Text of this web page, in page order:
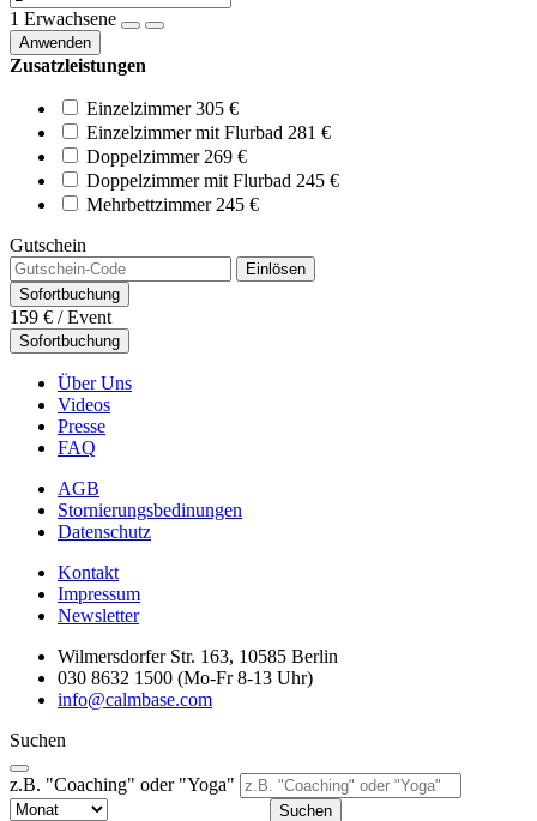
1 Erwachsene
Anwenden
Zusatzleistungen
Einzelzimmer305 €
Einzelzimmer mit Flurbad 281 €
Doppelzimmer 269 €
Doppelzimmer mit Flurbad 245 €
Mehrbettzimmer 245 €
Gutschein
Einlösen
Sofortbuchung
159 € / Event
Sofortbuchung
Über Uns
Videos
Presse
FAQ
AGB
Stornierungsbedinungen
Datenschutz
Kontakt
Impressum
Newsletter
Wilmersdorfer Str. 163, 10585 Berlin
030 8632 1500 (Mo-Fr 8-13 Uhr)
info@calmbase.com
Suchen
z.B. "Coaching" oder "Yoga"
Suchen